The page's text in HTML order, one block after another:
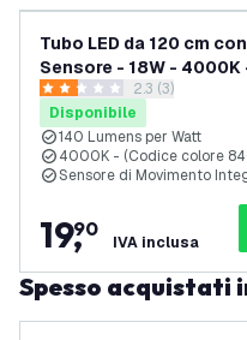
Tubo LED da 120 cm con
Sensore - 18W - 4000K
2520 Lumenapri il cassetto
2.3 stelle di valutazione
2.3 (3)
Disponibile
140 Lumens per Watt
4000K - (Codice colore
Sensore di Movimento
19,
90
IVA inclusa
Spesso acquistati